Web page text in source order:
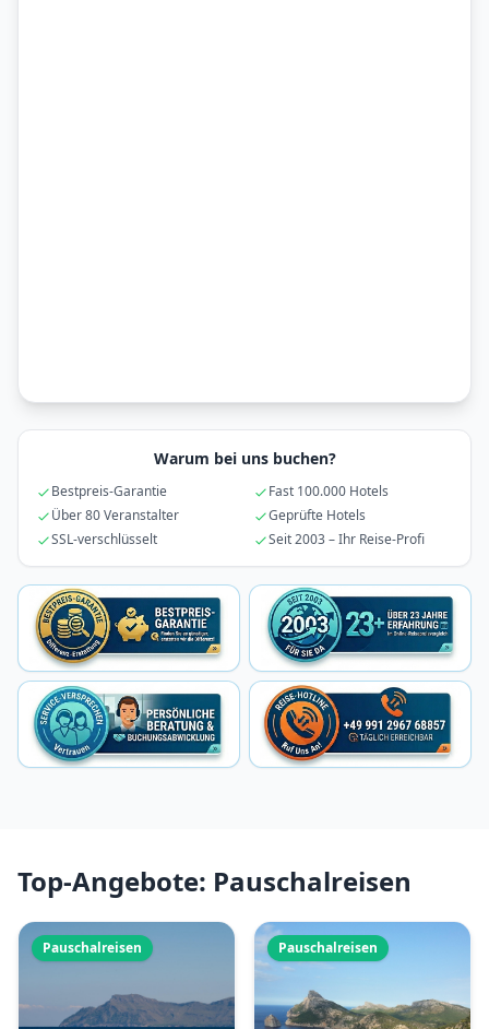
Warum bei uns buchen?
Bestpreis-Garantie
Fast 100.000 Hotels
Über 80 Veranstalter
Geprüfte Hotels
SSL-verschlüsselt
Seit 2003 – Ihr Reise-Profi
Top-Angebote: Pauschalreisen
Pauschalreisen Pauschalreisen